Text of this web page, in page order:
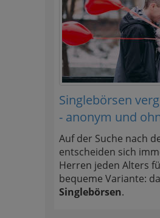
Singlebörsen
- anonym und
Auf der Suche nach
entscheiden sich
Herren jeden Alters
bequeme Variante:
Singlebörsen.